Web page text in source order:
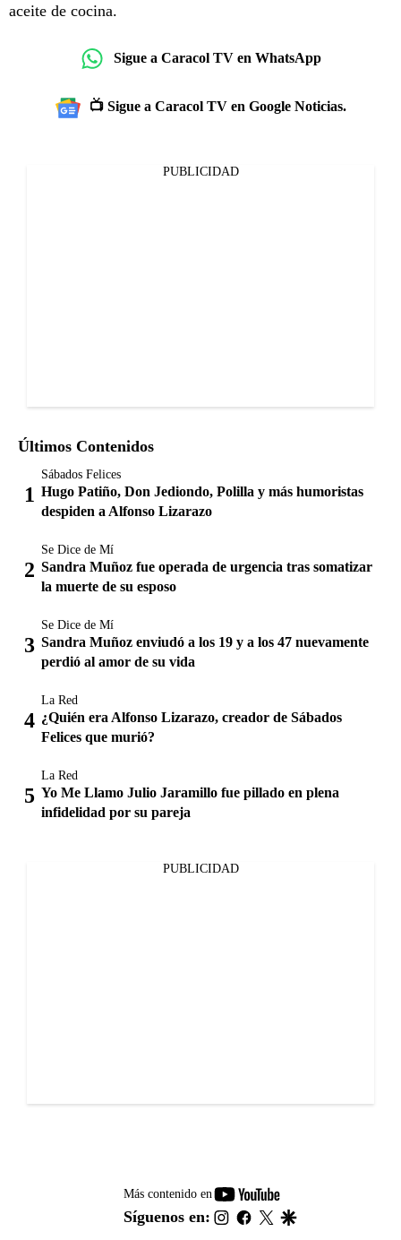
aceite de cocina.
Sigue a Caracol TV en WhatsApp
📺 Sigue a Caracol TV en Google Noticias.
PUBLICIDAD
Últimos Contenidos
Sábados Felices
Hugo Patiño, Don Jediondo, Polilla y más humoristas
despiden a Alfonso Lizarazo
Se Dice de Mí
Sandra Muñoz fue operada de urgencia tras somatizar
la muerte de su esposo
Se Dice de Mí
Sandra Muñoz enviudó a los 19 y a los 47 nuevamente
perdió al amor de su vida
La Red
¿Quién era Alfonso Lizarazo, creador de Sábados
Felices que murió?
La Red
Yo Me Llamo Julio Jaramillo fue pillado en plena
infidelidad por su pareja
PUBLICIDAD
Más contenido en
youtube-
footer
Síguenos en: instagram
facebook
twitter